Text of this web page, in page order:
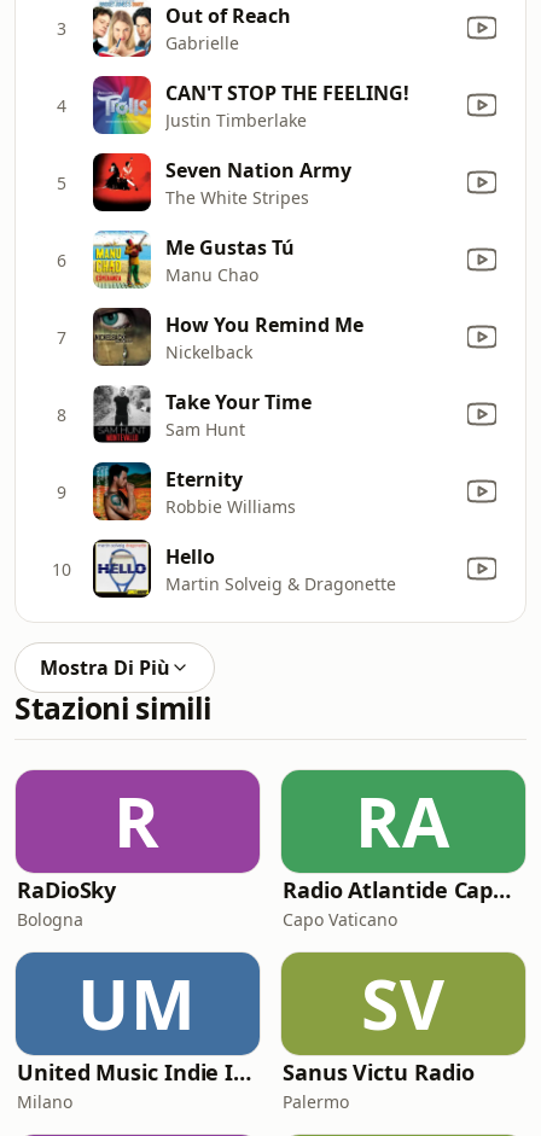
3 Out of Reach
Gabrielle
4 CAN'T STOP THE FEELING!
Justin Timberlake
5 Seven Nation Army
The White Stripes
6 Me Gustas Tú
Manu Chao
7 How You Remind Me
Nickelback
8 Take Your Time
Sam Hunt
9 Eternity
Robbie Williams
10 Hello
Martin Solveig & Dragonette
Mostra Di Più
Stazioni simili
R
RaDioSky
Bologna
RA
Radio Atlantide Capo Vaticano
Capo Vaticano
UM
United Music Indie Italia
Milano
SV
Sanus Victu Radio
Palermo